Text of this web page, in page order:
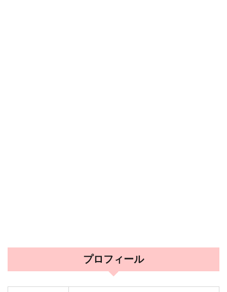
プロフィール